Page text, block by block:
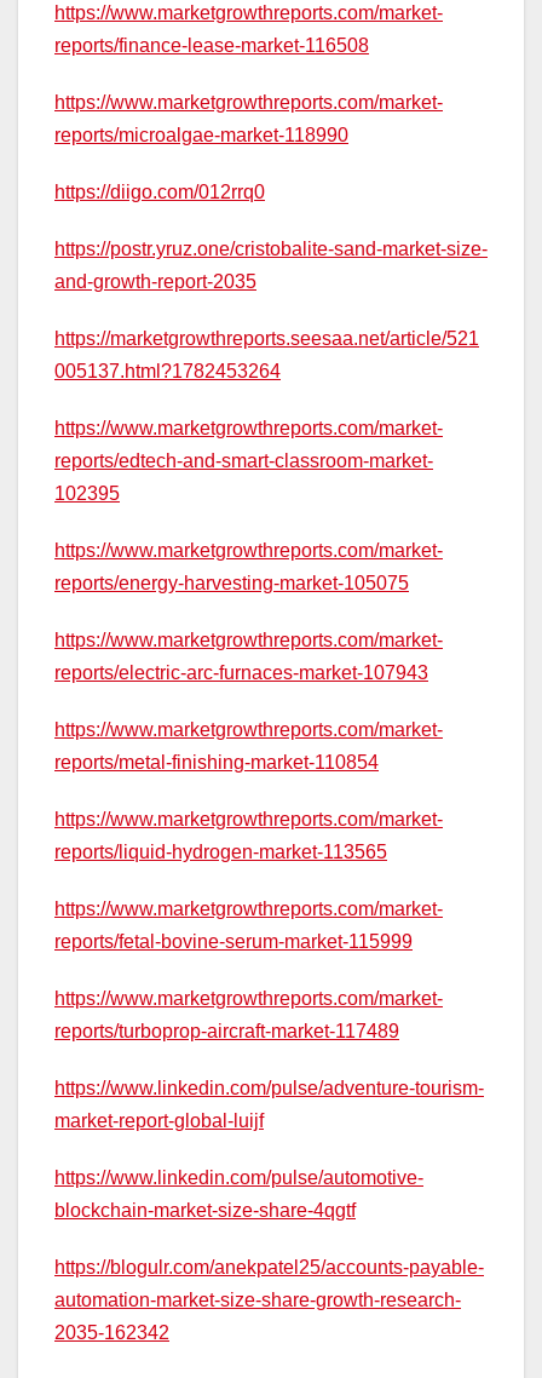
https://www.marketgrowthreports.com/market-
reports/finance-lease-market-116508
https://www.marketgrowthreports.com/market-
reports/microalgae-market-118990
https://diigo.com/012rrq0
https://postr.yruz.one/cristobalite-sand-market-size-
and-growth-report-2035
https://marketgrowthreports.seesaa.net/article/521
005137.html?1782453264
https://www.marketgrowthreports.com/market-
reports/edtech-and-smart-classroom-market-
102395
https://www.marketgrowthreports.com/market-
reports/energy-harvesting-market-105075
https://www.marketgrowthreports.com/market-
reports/electric-arc-furnaces-market-107943
https://www.marketgrowthreports.com/market-
reports/metal-finishing-market-110854
https://www.marketgrowthreports.com/market-
reports/liquid-hydrogen-market-113565
https://www.marketgrowthreports.com/market-
reports/fetal-bovine-serum-market-115999
https://www.marketgrowthreports.com/market-
reports/turboprop-aircraft-market-117489
https://www.linkedin.com/pulse/adventure-tourism-
market-report-global-luijf
https://www.linkedin.com/pulse/automotive-
blockchain-market-size-share-4qgtf
https://blogulr.com/anekpatel25/accounts-payable-
automation-market-size-share-growth-research-
2035-162342